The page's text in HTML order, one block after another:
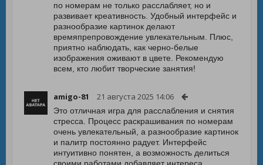
по номерам не только расслабляет, но и
развивает креативность. Удобный интерфейс и
разнообразие картинок делают
времяпрепровождение увлекательным. Плюс,
приятно наблюдать, как черно-белые
изображения оживают в цвете. Рекомендую
всем, кто любит творческие занятия!
amigo-81 21 августа 2025 14:06
Это отличная игра для расслабления и снятия
стресса. Процесс раскрашивания по номерам
очень увлекательный, а разнообразие картинок
и палитр постоянно радует. Интерфейс
интуитивно понятен, а возможность делиться